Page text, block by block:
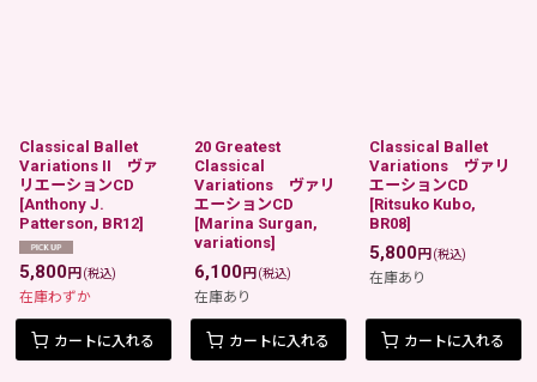
Classical Ballet
Variations II ヴァ
リエーションCD
[Anthony J.
Patterson, BR12]
5,800円 (税込)
在庫わずか
カートに入れる
20 Greatest
Classical
Variations ヴァリ
エーションCD
[Marina Surgan,
variations]
6,100円 (税込)
在庫あり
カートに入れる
Classical Ballet
Variations ヴァリ
エーションCD
[Ritsuko Kubo,
BR08]
5,800円 (税込)
在庫あり
カートに入れる